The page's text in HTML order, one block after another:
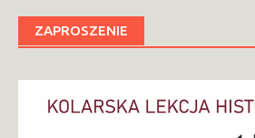
ZAPROSZENIE